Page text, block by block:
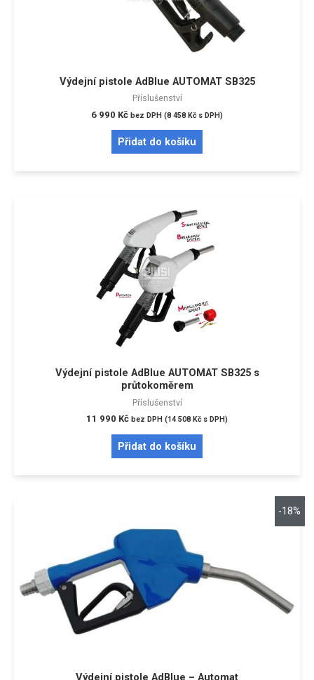
Výdejní pistole AdBlue AUTOMAT SB325
Příslušenství
6 990 Kč bez DPH (8 458 Kč s DPH)
Přidat do košíku
Výdejní pistole AdBlue AUTOMAT SB325 s
průtokoměrem
Příslušenství
11 990 Kč bez DPH (14 508 Kč s DPH)
Přidat do košíku
-18%
Výdejní pistole AdBlue – Automat